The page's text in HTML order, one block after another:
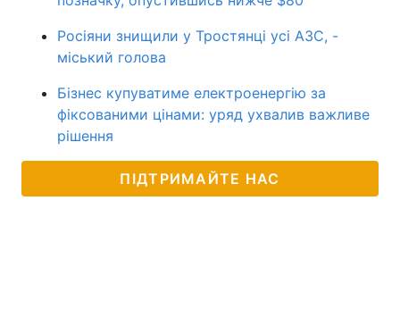
Росіяни знищили у Тростянці усі АЗС, -
міський голова
Бізнес купуватиме електроенергію за
фіксованими цінами: уряд ухвалив важливе
рішення
ПІДТРИМАЙТЕ НАС